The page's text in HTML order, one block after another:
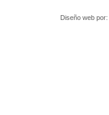
Diseño web por: